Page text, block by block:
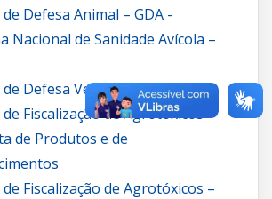
Defesa Animal – GDA -
Nacional de Sanidade Avícola –
Defesa Vegetal – GDV
Fiscalização de Agrotóxicos –
de Produtos e de
Fiscalização de Agrotóxicos –